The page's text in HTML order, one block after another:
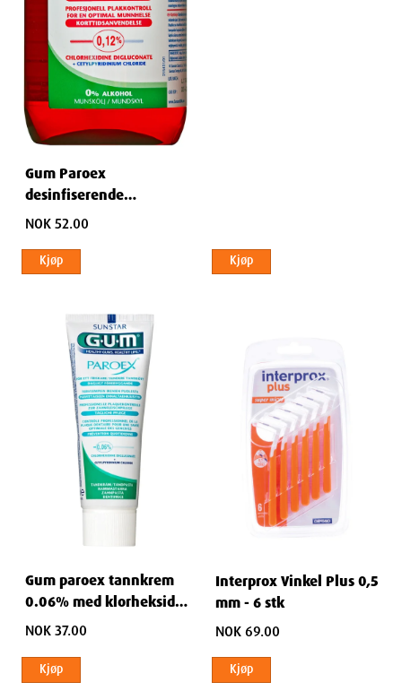
Gum Paroex
desinfiserende
munnskyll 300 ml
NOK 52.00
Kjøp Kjøp
Gum paroex tannkrem
0.06% med klorheksidin
75 ml
NOK 37.00
Kjøp
Interprox Vinkel Plus 0,5
mm - 6 stk
NOK 69.00
Kjøp